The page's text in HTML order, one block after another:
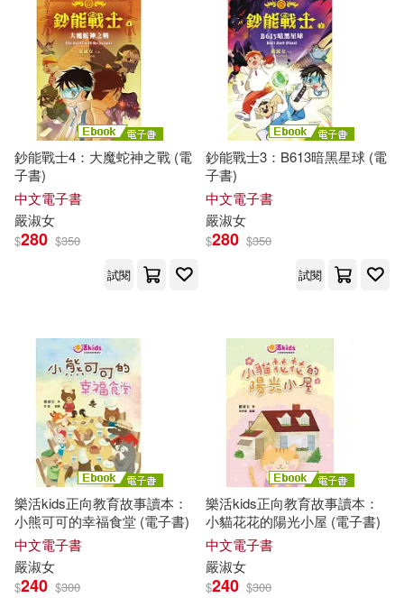
鈔能戰士4：大魔蛇神之戰 (電
子書)
中文電子書
嚴淑女
$280 $350
試閱
鈔能戰士3：B613暗黑星球 (電
子書)
中文電子書
嚴淑女
$280 $350
試閱
樂活kids正向教育故事讀本：
小熊可可的幸福食堂 (電子書)
中文電子書
嚴淑女
$240 $300
樂活kids正向教育故事讀本：
小貓花花的陽光小屋 (電子書)
中文電子書
嚴淑女
$240 $300